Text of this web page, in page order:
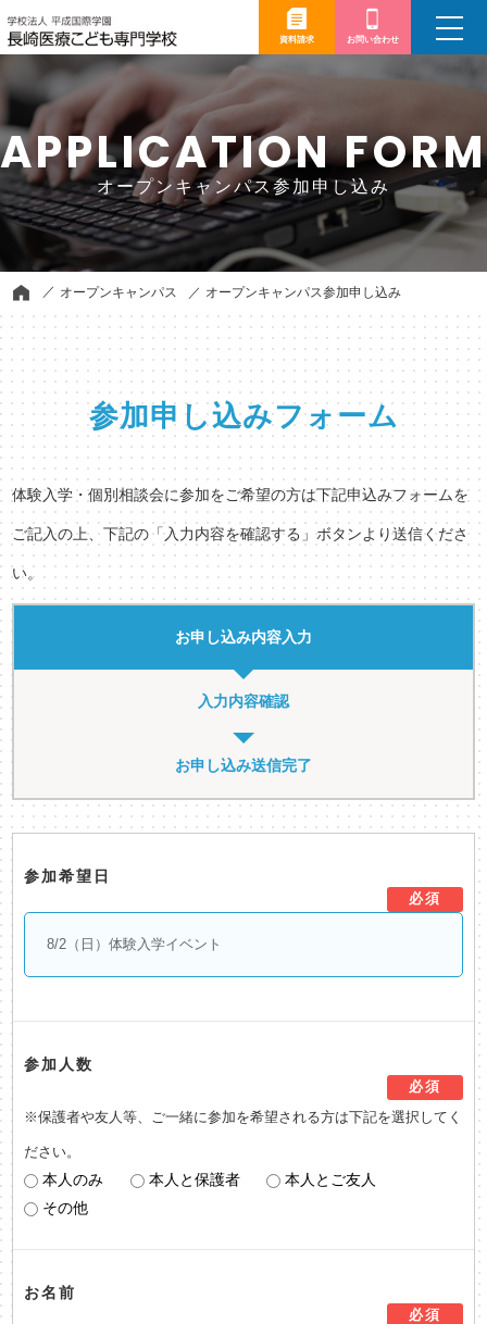
資料請求 お問い合わせ
toggle
APPLICATION FORM
オープンキャンパス参加申し込み
オープンキャンパス オープンキャンパス参加申し込み
参加申し込みフォーム
体験入学・個別相談会に参加をご希望の方は下記申込みフォームを
ご記入の上、下記の「入力内容を確認する」ボタンより送信くださ
い。
お申し込み内容入力
入力内容確認
お申し込み送信完了
参加希望日
必須
参加人数
必須
※保護者や友人等、ご一緒に参加を希望される方は下記を選択してく
ださい。
本人のみ 本人と保護者
本人とご友人
その他
お名前
必須